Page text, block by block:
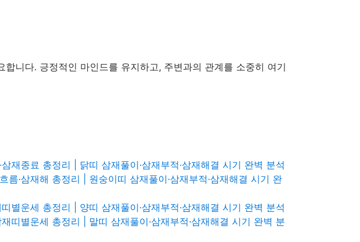
니다. 긍정적인 마인드를 유지하고, 주변과의 관계를 소중히 여기
삼재종료 총정리 | 닭띠 삼재풀이·삼재부적·삼재해결 시기 완벽 분석
름·삼재해 총정리 | 원숭이띠 삼재풀이·삼재부적·삼재해결 시기 완
띠별운세 총정리 | 양띠 삼재풀이·삼재부적·삼재해결 시기 완벽 분석
재띠별운세 총정리 | 말띠 삼재풀이·삼재부적·삼재해결 시기 완벽 분